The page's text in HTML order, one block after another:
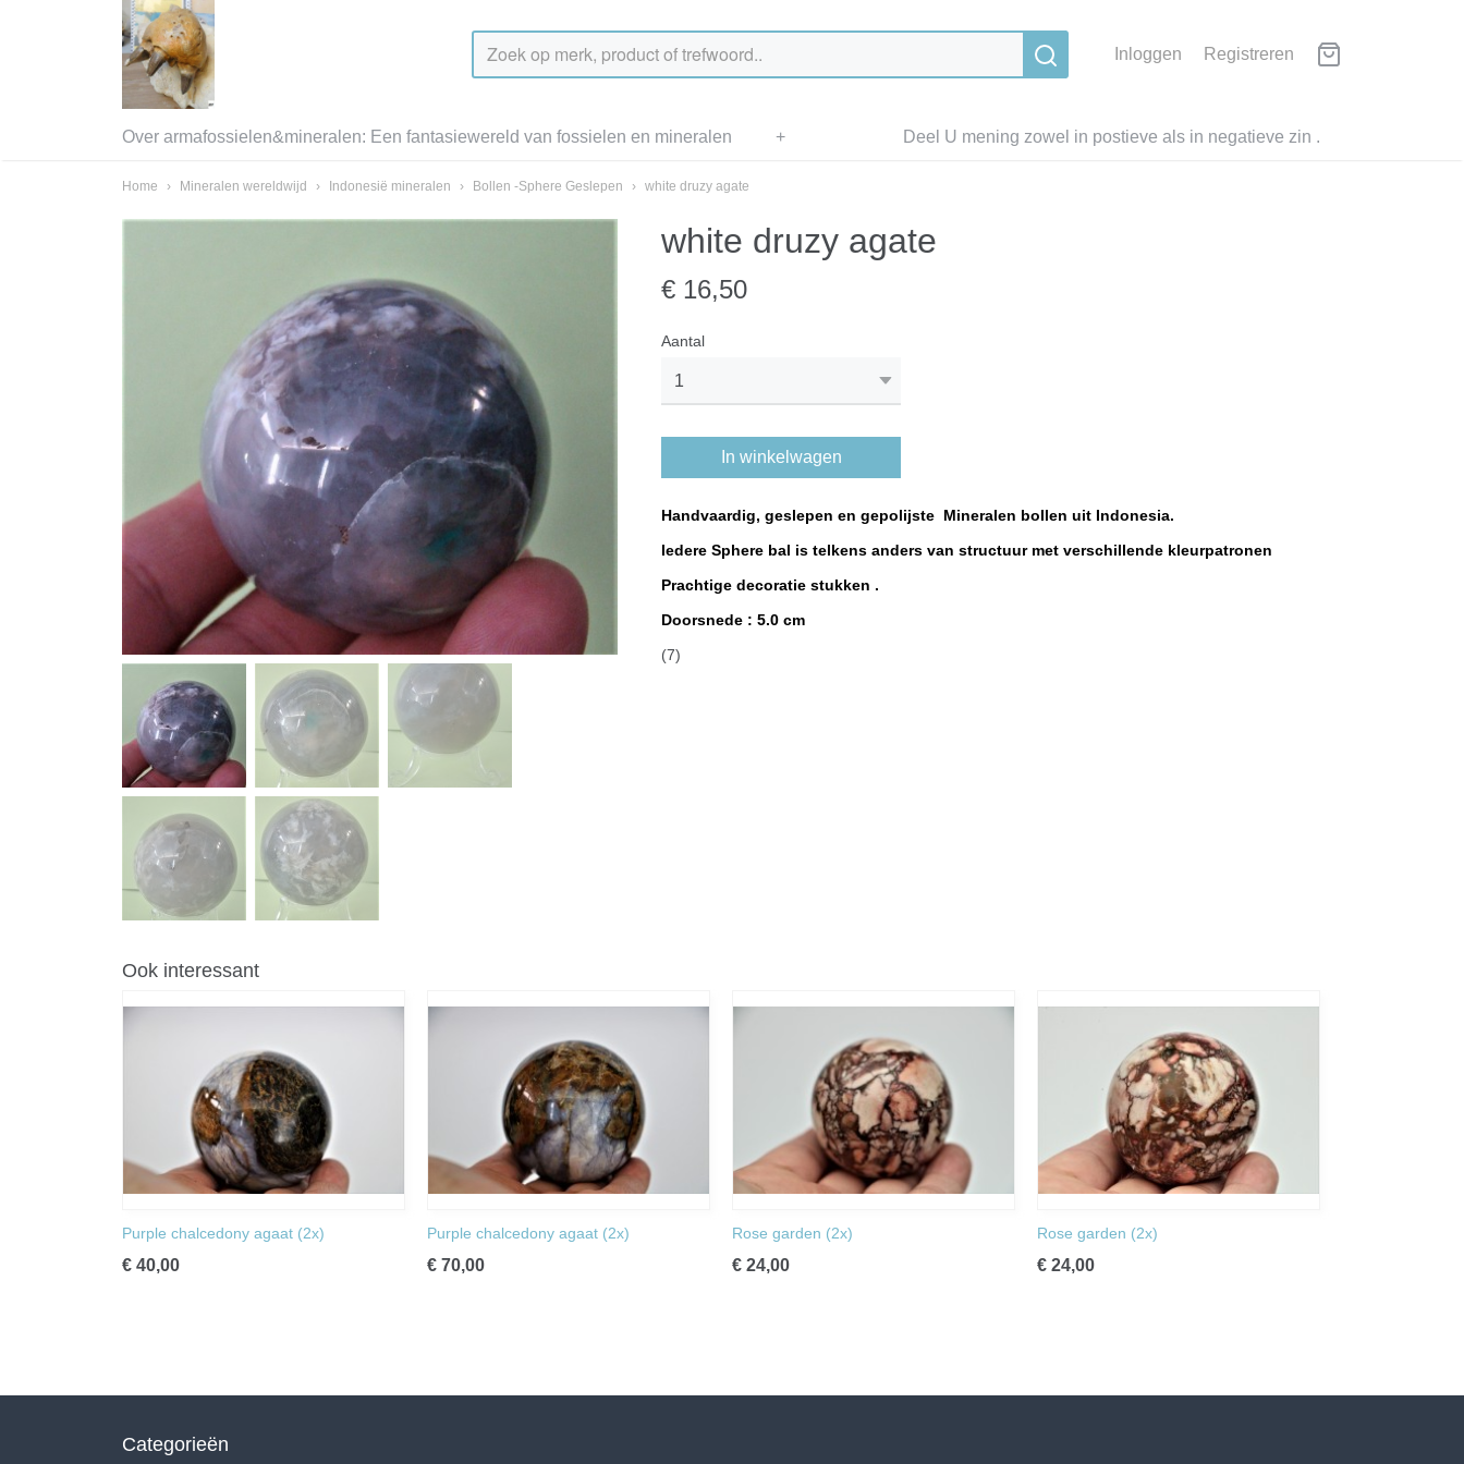
Inloggen Registreren
Deel U mening zowel in postieve als in negatieve zin .
Over armafossielen&mineralen: Een fantasiewereld van fossielen en mineralen +
Home › Mineralen wereldwijd › Indonesië mineralen › Bollen -Sphere Geslepen › white druzy agate
white druzy agate
€ 16,50
Aantal
In winkelwagen
Handvaardig, geslepen en gepolijste Mineralen bollen uit Indonesia.
Iedere Sphere bal is telkens anders van structuur met verschillende kleurpatronen
Prachtige decoratie stukken .
Doorsnede : 5.0 cm
(7)
Ook interessant
Purple chalcedony agaat (2x)
€ 40,00
Purple chalcedony agaat (2x)
€ 70,00
Rose garden (2x)
€ 24,00
Rose garden (2x)
€ 24,00
Categorieën